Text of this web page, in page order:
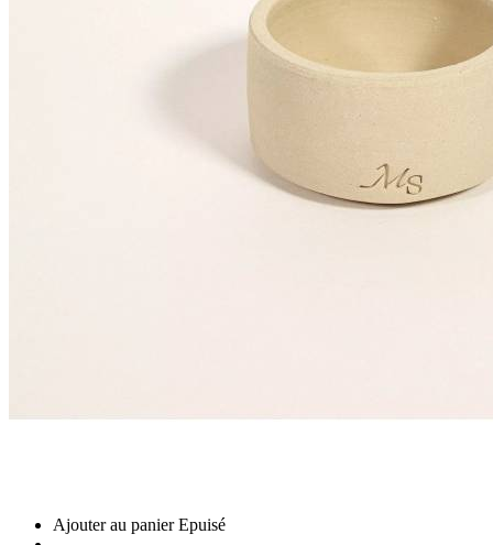
Ajouter au panier Epuisé